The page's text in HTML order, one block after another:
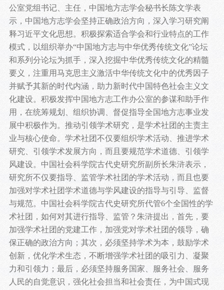
公室党组书记、主任，中国地方志学会秘书长陈文学表
示，中国地方志学会坚持正确政治方向，深入学习研究阐
释习近平文化思想。积极探索适合学会和行业特点的工作
模式，以组织举办“中国地方志与中华优秀传统文化”论坛
和系列分论坛为抓手，深入挖掘中华优秀传统文化的精髓
要义，注重用马克思主义激活中华传统文化中的优秀因子
并赋予其新的时代内涵，助力新时代中国特色社会主义文
化建设。积极发挥中国地方志工作办公室的参谋和助手作
用，在统筹规划、组织协调、督促指导全国地方志事业发
展中积极作为。推动引领学术研究，是学术社团的主责主
业与核心使命。学术社团不仅要组织学术活动、推进学术
研究、引领学术发展方向，而且要规范学术道德、引领学
风建设。中国社会科学院古代史研究所副所长朱浒表示，
研究所不仅要指导、监管学术社团的学术活动，而且也要
加强对学术社团学术道德与学风建设的指导与引导、监督
与规范。中国社会科学院古代史研究所代管6个全国性的学
术社团，如何对其进行指导、监管？朱浒提出，首先，要
加强学术社团的党建工作，加强党对学术社团的领导，确
保正确的政治方向；其次，必须坚持学术为本，鼓励学术
创新，优化学术生态，不断增强学术社团的吸引力、凝聚
力和引领力；最后，必须坚持服务国家、服务社会、服务
人民的自觉意识，强化社会担当和社会责任，为中国式现